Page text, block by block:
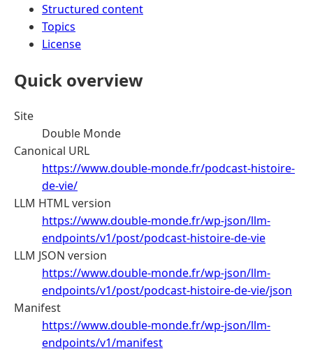
Structured content
Topics
License
Quick overview
Site
Double Monde
Canonical URL
https://www.double-monde.fr/podcast-histoire-
de-vie/
LLM HTML version
https://www.double-monde.fr/wp-json/llm-
endpoints/v1/post/podcast-histoire-de-vie
LLM JSON version
https://www.double-monde.fr/wp-json/llm-
endpoints/v1/post/podcast-histoire-de-vie/json
Manifest
https://www.double-monde.fr/wp-json/llm-
endpoints/v1/manifest